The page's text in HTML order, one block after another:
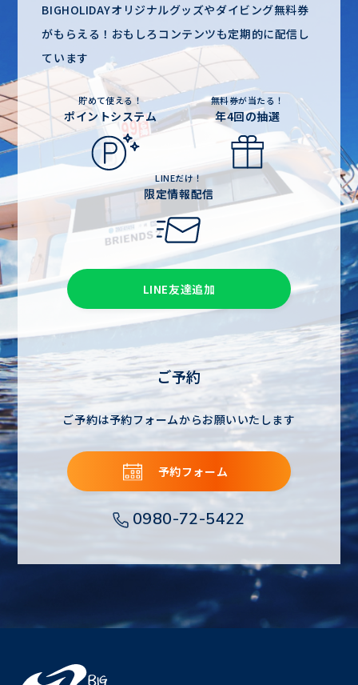
BIGHOLIDAYオリジナルグッズやダイビング無料券
がもらえる！ おもしろコンテンツも定期的に配信し
ています
貯めて使える！
ポイントシステム
無料券が当たる！
年4回の抽選
LINEだけ！
限定情報配信
LINE友達追加
ご予約
ご予約は予約フォームからお願いいたします
予約フォーム
0980-72-5422